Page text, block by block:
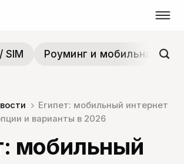
SIM Роуминг и мобильная
Египет: мобильный интернет
и варианты в 2026
мобильный